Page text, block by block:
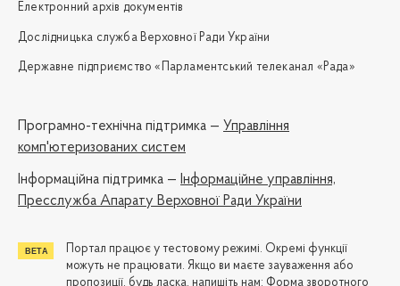
Електронний архів документів
Дослідницька служба Верховної Ради України
Державне підприємство «Парламентський телеканал «Рада»
Програмно-технічна підтримка — Управління
комп'ютеризованих систем
Iнформаційна підтримка — Інформаційне управління,
Пресслужба Апарату Верховної Ради України
Портал працює у тестовому режимі. Окремі функції
можуть не працювати. Якщо ви маєте зауваження або
пропозиції, будь ласка, напишіть нам: Форма зворотного